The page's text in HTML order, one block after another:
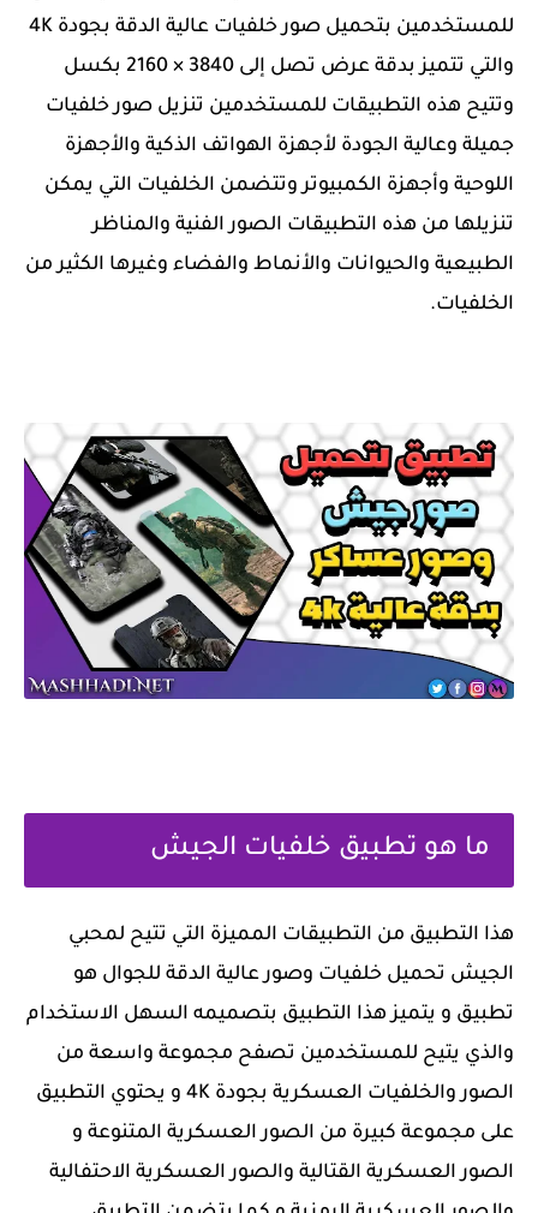
للمستخدمين بتحميل صور خلفيات عالية الدقة بجودة 4K
والتي تتميز بدقة عرض تصل إلى 3840 × 2160 بكسل
وتتيح هذه التطبيقات للمستخدمين تنزيل صور خلفيات
جميلة وعالية الجودة لأجهزة الهواتف الذكية والأجهزة
اللوحية وأجهزة الكمبيوتر وتتضمن الخلفيات التي يمكن
تنزيلها من هذه التطبيقات الصور الفنية والمناظر
الطبيعية والحيوانات والأنماط والفضاء وغيرها الكثير من
الخلفيات.
ما هو تطبيق خلفيات الجيش
هذا التطبيق من التطبيقات المميزة التي تتيح لمحبي
الجيش تحميل خلفيات وصور عالية الدقة للجوال هو
تطبيق و يتميز هذا التطبيق بتصميمه السهل الاستخدام
والذي يتيح للمستخدمين تصفح مجموعة واسعة من
الصور والخلفيات العسكرية بجودة 4K و يحتوي التطبيق
على مجموعة كبيرة من الصور العسكرية المتنوعة و
الصور العسكرية القتالية والصور العسكرية الاحتفالية